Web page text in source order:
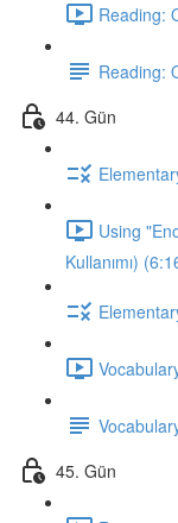
Reading:
Reading:
44. Gün
Using
Kullanımı)
45. Gün